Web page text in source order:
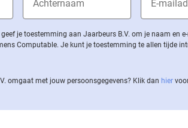
je toestemming aan Jaarbeurs B.V. om je naam en
Computable. Je kunt je toestemming te allen tijde
omgaat met jouw per­soons­ge­ge­vens? Klik dan hier